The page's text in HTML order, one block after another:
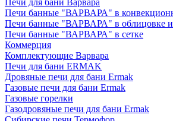
Печи для бани Варвара
Печи банные "ВАРВАРА" в
Печи банные "ВАРВАРА" в облицовке
Печи банные "ВАРВАРА" в сетке
Коммерция
Комплектующие Варвара
Печи для бани ERMAK
Дровяные печи для бани Ermak
Газовые печи для бани Ermak
Газовые горелки
Газодровяные печи для бани Ermak